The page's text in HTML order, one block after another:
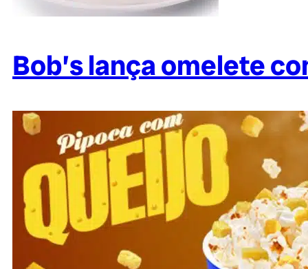
Bob’s lança omelete